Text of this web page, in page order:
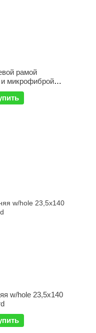
рамой
и микрофиброй
11
w/hole 23,5х140